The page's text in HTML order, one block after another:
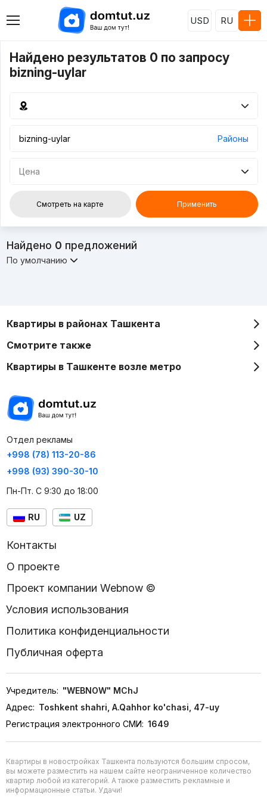
USD RU
Найдено результатов 0 по запросу
bizning-uylar
Районы
Цена
Смотреть на карте Применить
Найдено 0 предложений
По умолчанию
Квартиры в районах Ташкента
Смотрите также
Квартиры в Ташкенте возле метро
Отдел рекламы
+998 (78) 113-20-86
+998 (93) 390-30-10
Пн-Пт. С 9:30 до 18:00
RU UZ
Контакты
О проекте
Проект компании Webnow ©
Условия использования
Политика конфиденциальности
Публичная оферта
Учредитель: "WEBNOW" MChJ
Адрес: Toshkent shahri, A.Qahhor ko'chasi, 47-uy
Регистрация электронного СМИ: 1649
Квартиры в новостройках Ташкента пользуются большим спросом,
вы можете разместить на нашем сайте неограниченное количество
квартир любой из категорий. А также разместить рекламные и
информационные статьи. Удачи!